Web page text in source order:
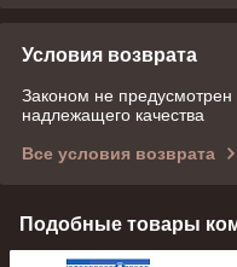
Условия возврата
Законом не предусмотрен
надлежащего качества
Все условия возврата
Подобные товары